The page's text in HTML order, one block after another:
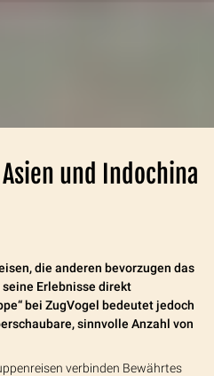
und Indochina
die anderen bevorzugen das
seine Erlebnisse direkt
bei ZugVogel bedeutet jedoch
sinnvolle Anzahl von
verbinden Bewährtes